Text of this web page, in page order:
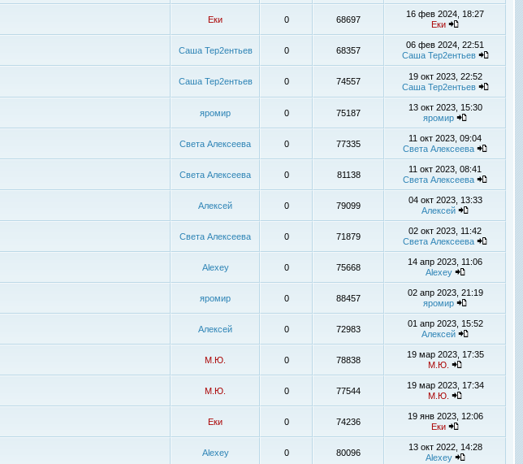
Еки 0 68697
16 фев 2024, 18:27
Еки
Саша Тер2ентьев 0 68357
06 фев 2024, 22:51
Саша Тер2ентьев
Саша Тер2ентьев 0 74557
19 окт 2023, 22:52
Саша Тер2ентьев
яромир 0 75187
13 окт 2023, 15:30
яромир
Света Алексеева 0 77335
11 окт 2023, 09:04
Света Алексеева
Света Алексеева 0 81138
11 окт 2023, 08:41
Света Алексеева
Алексей 0 79099
04 окт 2023, 13:33
Алексей
Света Алексеева 0 71879
02 окт 2023, 11:42
Света Алексеева
Alexey 0 75668
14 апр 2023, 11:06
Alexey
яромир 0 88457
02 апр 2023, 21:19
яромир
Алексей 0 72983
01 апр 2023, 15:52
Алексей
М.Ю. 0 78838
19 мар 2023, 17:35
М.Ю.
М.Ю. 0 77544
19 мар 2023, 17:34
М.Ю.
Еки 0 74236
19 янв 2023, 12:06
Еки
Alexey 0 80096
13 окт 2022, 14:28
Alexey